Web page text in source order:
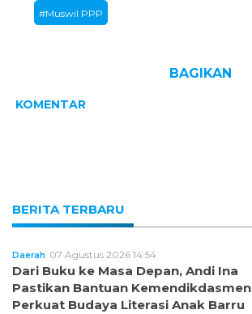
#Muswil PPP
BAGIKAN
KOMENTAR
BERITA TERBARU
Daerah 07 Agustus 2026 14:54
Dari Buku ke Masa Depan, Andi Ina
Pastikan Bantuan Kemendikdasmen
Perkuat Budaya Literasi Anak Barru